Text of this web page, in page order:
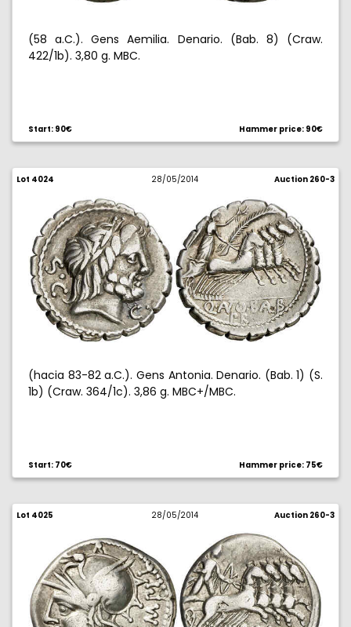
(58 a.C.). Gens Aemilia. Denario. (Bab. 8) (Craw.
422/1b). 3,80 g. MBC.
Start: 90€ Hammer price: 90€
Lot 4024 28/05/2014 Auction 260-3
(hacia 83-82 a.C.). Gens Antonia. Denario. (Bab. 1) (S.
1b) (Craw. 364/1c). 3,86 g. MBC+/MBC.
Start: 70€ Hammer price: 75€
Lot 4025 28/05/2014 Auction 260-3